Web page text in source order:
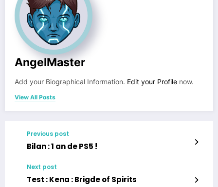
AngelMaster
Add your Biographical Information. Edit your Profile now.
View All Posts
Previous post
Bilan : 1 an de PS5 !
Next post
Test : Kena : Brigde of Spirits